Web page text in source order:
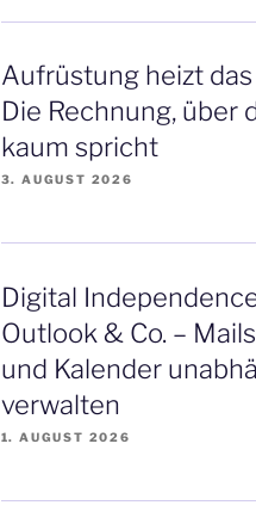
Aufrüstung heizt das
Die Rechnung, über
kaum spricht
3. AUGUST 2026
Digital
Outlook & Co. –
und Kalender
verwalten
1. AUGUST 2026